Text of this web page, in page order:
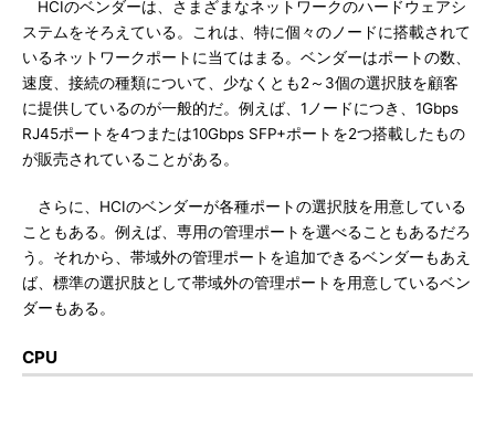
HCIのベンダーは、さまざまなネットワークのハードウェアシ
ステムをそろえている。これは、特に個々のノードに搭載されて
いるネットワークポートに当てはまる。ベンダーはポートの数、
速度、接続の種類について、少なくとも2～3個の選択肢を顧客
に提供しているのが一般的だ。例えば、1ノードにつき、1Gbps
RJ45ポートを4つまたは10Gbps SFP+ポートを2つ搭載したもの
が販売されていることがある。
さらに、HCIのベンダーが各種ポートの選択肢を用意している
こともある。例えば、専用の管理ポートを選べることもあるだろ
う。それから、帯域外の管理ポートを追加できるベンダーもあえ
ば、標準の選択肢として帯域外の管理ポートを用意しているベン
ダーもある。
CPU